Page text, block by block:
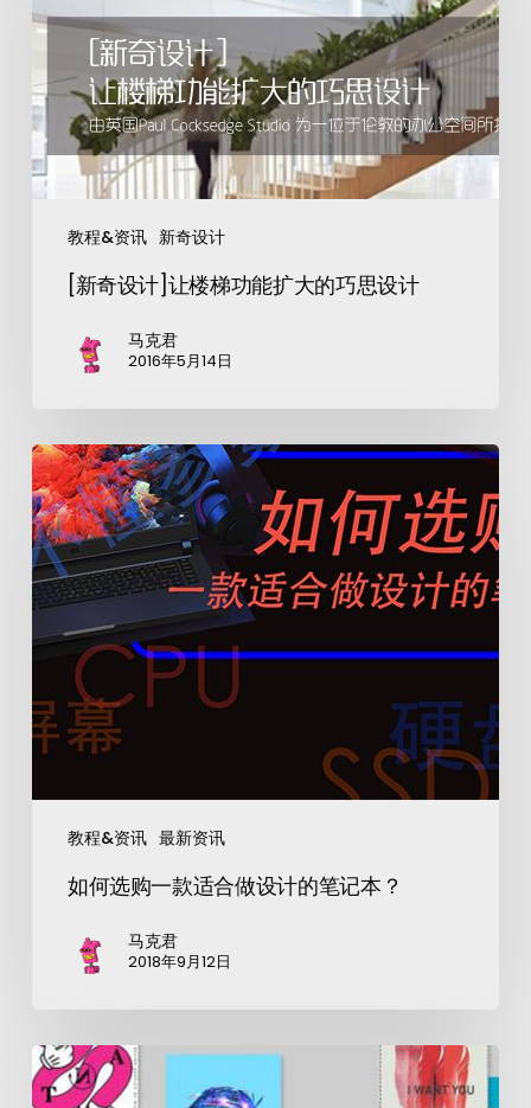
教程&资讯 新奇设计
[新奇设计]让楼梯功能扩大的巧思设计
马克君
2016年5月14日
教程&资讯 最新资讯
如何选购一款适合做设计的笔记本？
马克君
2018年9月12日